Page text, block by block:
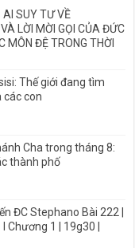
AI SUY TƯ VỀ
LỜI MỜI GỌI CỦA ĐỨC
MÔN ĐỆ TRONG THỜI
Thế giới đang tìm
các con
Cha trong tháng 8:
thành phố
ĐC Stephano Bài 222 |
Chương 1 | 19g30 |